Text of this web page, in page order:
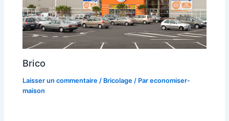
Brico
Laisser un commentaire / Bricolage / Pareconomiser-
maison